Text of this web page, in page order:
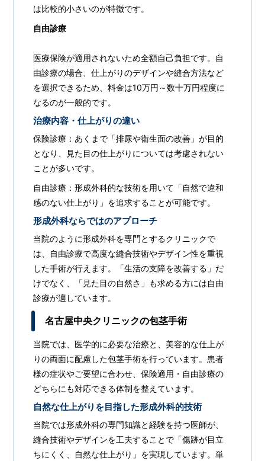
は比較的小さいのが特徴です。
自由診療
医療保険が適用されないため全額自己負担です。自
由診療の場合、仕上がりのデザインや縫合方法など
を選択できるため、料金は10万円～数十万円程度に
なるのが一般的です。
治療内容・仕上がりの違い
保険診療：あくまで「排尿や衛生面の改善」が目的
となり、見た目の仕上がりについては考慮されない
ことが多いです。
自由診療：形成外科的な技術を用いて「自然で違和
感のない仕上がり」を追求することが可能です。
形成外科ならではのアプローチ
当院のように形成外科を専門とするクリニックで
は、自由診療で高度な縫合技術やデザイン性を重視
した手術が行えます。「生活の支障を改善する」だ
けでなく、「見た目の自然さ」も求める方には自由
診療が適しています。
名古屋中央クリニックの包茎手術
当院では、医学的に必要な治療と、美容的な仕上が
りの両面に配慮した包茎手術を行っています。患者
様の症状やご要望に合わせ、保険適用・自由診療の
どちらにも対応できる体制を整えています。
自然な仕上がりを目指した形成外科的技術
当院では形成外科の専門知識と経験を持つ医師が、
縫合技術やデザインを工夫することで「傷跡が目立
ちにくく、自然な仕上がり」を実現しています。単